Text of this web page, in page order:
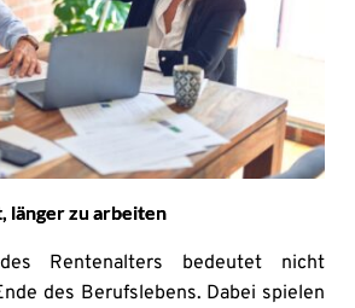
länger zu arbeiten
Rentenalters bedeutet nicht
des Berufslebens. Dabei spielen